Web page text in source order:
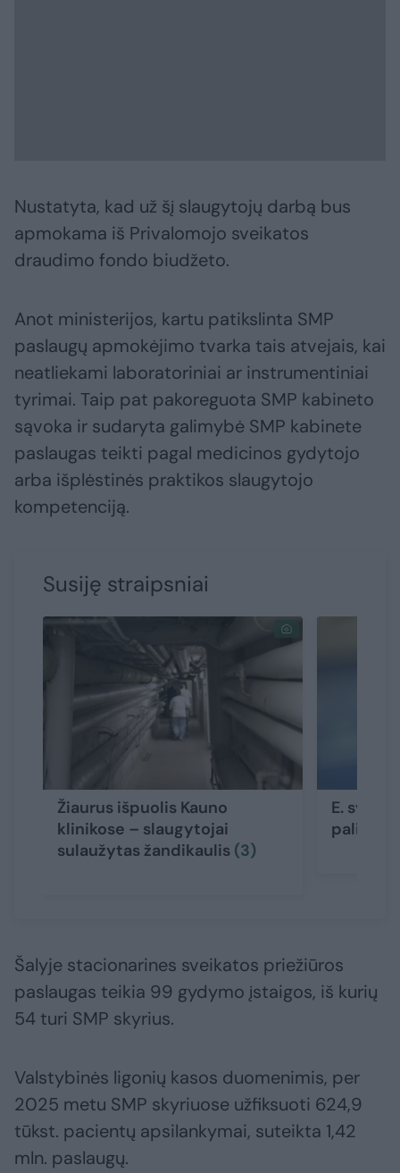
Nustatyta, kad už šį slaugytojų darbą bus
apmokama iš Privalomojo sveikatos
draudimo fondo biudžeto.
Anot ministerijos, kartu patikslinta SMP
paslaugų apmokėjimo tvarka tais atvejais, kai
neatliekami laboratoriniai ar instrumentiniai
tyrimai. Taip pat pakoreguota SMP kabineto
sąvoka ir sudaryta galimybė SMP kabinete
paslaugas teikti pagal medicinos gydytojo
arba išplėstinės praktikos slaugytojo
kompetenciją.
Susiję straipsniai
Žiaurus išpuolis Kauno
klinikose – slaugytojai
sulaužytas žandikaulis (3)
E.
palies
Šalyje stacionarines sveikatos priežiūros
paslaugas teikia 99 gydymo įstaigos, iš kurių
54 turi SMP skyrius.
Valstybinės ligonių kasos duomenimis, per
2025 metu SMP skyriuose užfiksuoti 624,9
tūkst. pacientų apsilankymai, suteikta 1,42
mln. paslaugų.